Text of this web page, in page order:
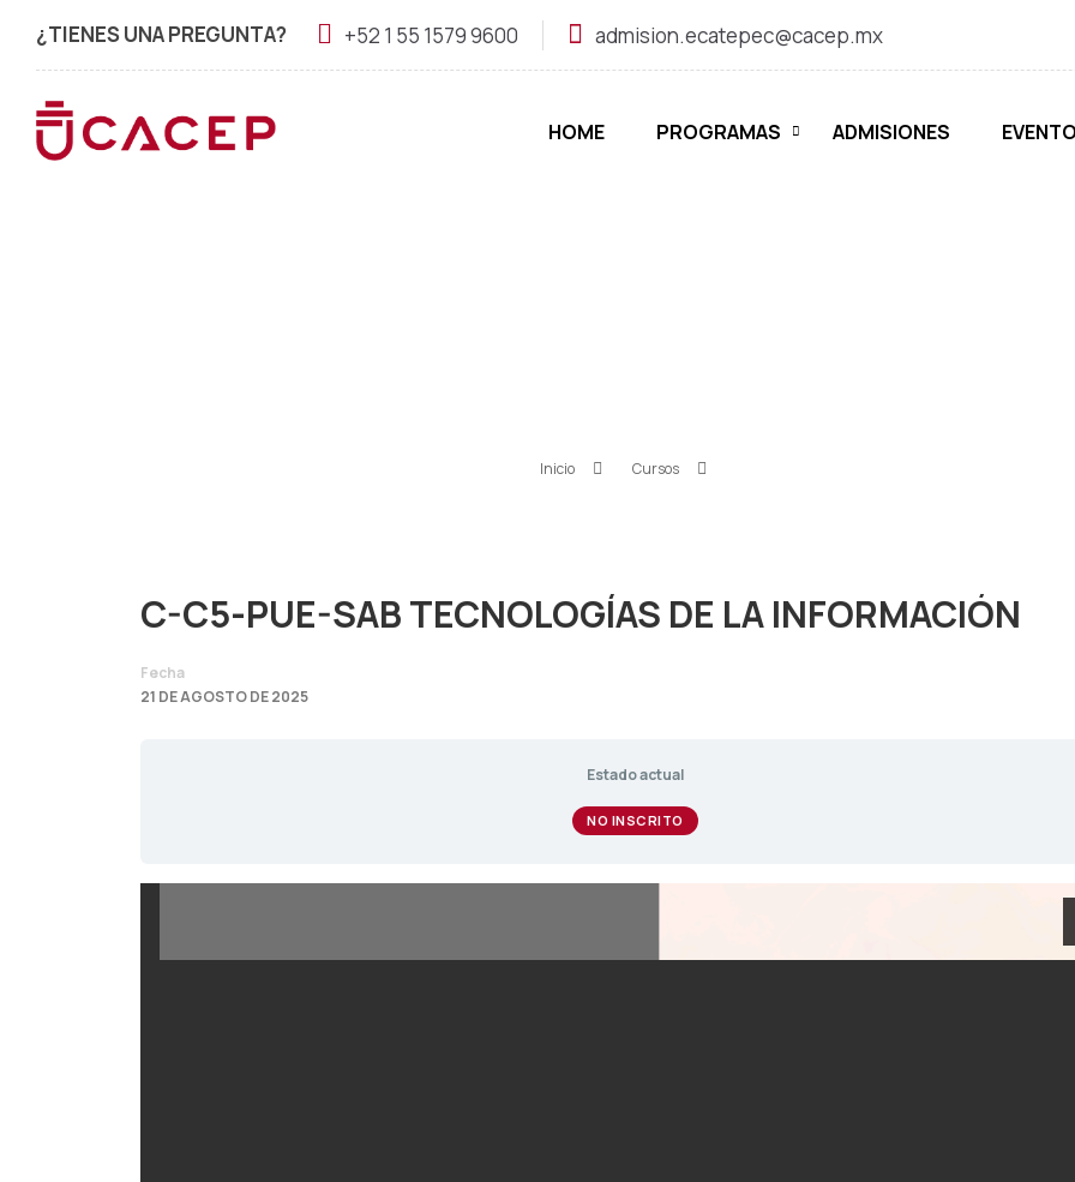
¿TIENES UNA PREGUNTA? +52 1 55 1579 9600 admision.ecatepec@cacep.mx
HOME PROGRAMAS ADMISIONES
Inicio Cursos
C-C5-PUE-SAB TECNOLOGÍAS DE LA INFORMACIÓN
Fecha
21 DE AGOSTO DE 2025
Estado actual
NO INSCRITO